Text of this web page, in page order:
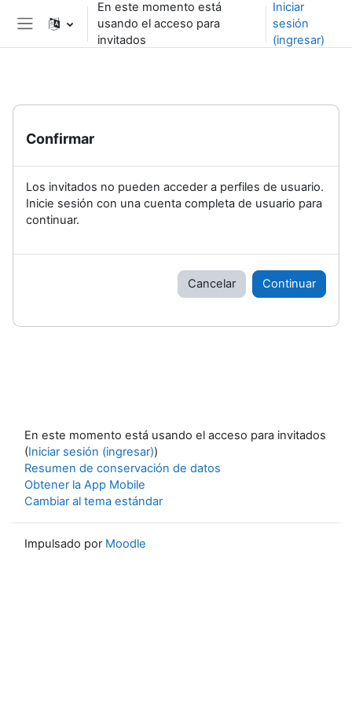
Saltar al contenido principal
Pánel lateral
En este momento está
usando el acceso para
invitados
Iniciar
sesión
(ingresar)
Confirmar
Los invitados no pueden acceder a perfiles de usuario.
Inicie sesión con una cuenta completa de usuario para
continuar.
Cancelar Continuar
En este momento está usando el acceso para invitados
(Iniciar sesión (ingresar))
Resumen de conservación de datos
Obtener la App Mobile
Cambiar al tema estándar
Impulsado por Moodle